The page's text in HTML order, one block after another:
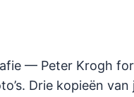
— Peter Krogh
Drie kopieën van